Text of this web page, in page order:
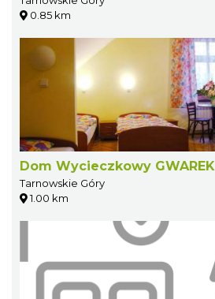
0.85 km
Dom Wycieczkowy GWAREK
Tarnowskie Góry
1.00 km